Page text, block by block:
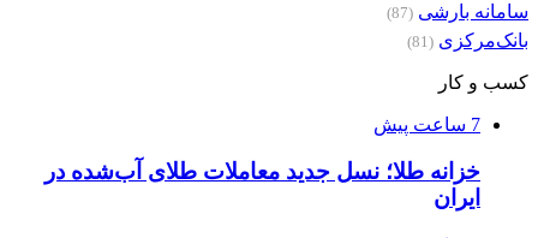
سامانه بارشی (87)
بانک‌مرکزی (81)
کسب و کار
7 ساعت پیش
خزانه طلا؛ نسل جدید معاملات طلای آب‌شده در
ایران